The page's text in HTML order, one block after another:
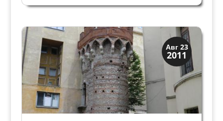
Алигьери в Чистилище своей Божественной
праздничный зал для приёмов...
Авг 23
2011
Верона
Средневековая